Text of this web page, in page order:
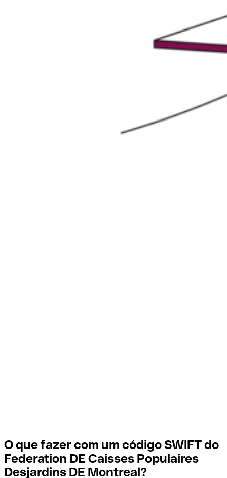
O que fazer com um código SWIFT do
Federation DE Caisses Populaires
Desjardins DE Montreal?